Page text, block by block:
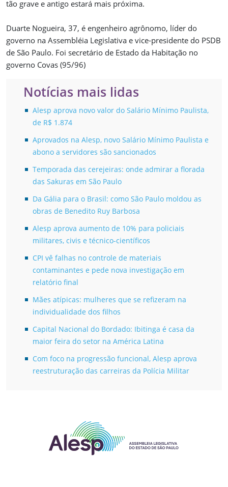
tão grave e antigo estará mais próxima.
Duarte Nogueira, 37, é engenheiro agrônomo, líder do
governo na Assembléia Legislativa e vice-presidente do PSDB
de São Paulo. Foi secretário de Estado da Habitação no
governo Covas (95/96)
Notícias mais lidas
Alesp aprova novo valor do Salário Mínimo Paulista,
de R$ 1.874
Aprovados na Alesp, novo Salário Mínimo Paulista e
abono a servidores são sancionados
Temporada das cerejeiras: onde admirar a florada
das Sakuras em São Paulo
Da Gália para o Brasil: como São Paulo moldou as
obras de Benedito Ruy Barbosa
Alesp aprova aumento de 10% para policiais
militares, civis e técnico-científicos
CPI vê falhas no controle de materiais
contaminantes e pede nova investigação em
relatório final
Mães atípicas: mulheres que se refizeram na
individualidade dos filhos
Capital Nacional do Bordado: Ibitinga é casa da
maior feira do setor na América Latina
Com foco na progressão funcional, Alesp aprova
reestruturação das carreiras da Polícia Militar